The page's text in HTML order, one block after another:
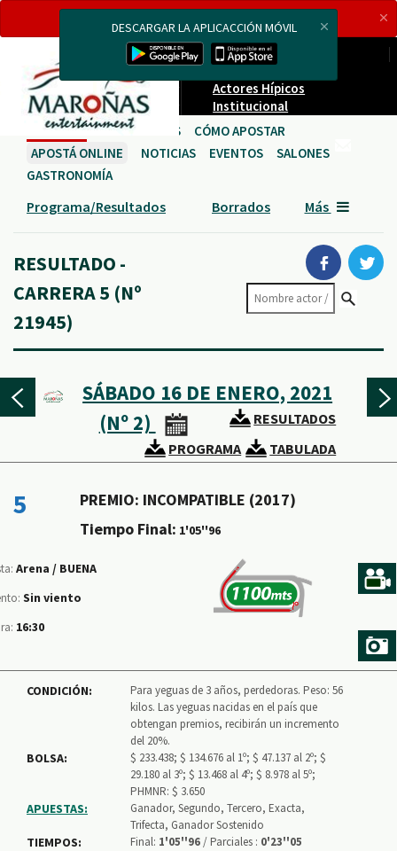
TRANSMITIENDO EN VIVO
Carreras en vivo
Proveedores
Actores Hípicos
Institucional
CARRERAS
HIPÓDROMOS
CÓMO APOSTAR
APOSTÁ ONLINE
NOTICIAS EVENTOS
SALONES
GASTRONOMÍA
DESCARGAR LA APLICACCIÓN MÓVIL
Programa/Resultados Borrados Más
RESULTADO -
CARRERA 5 (Nº
21945)
SÁBADO 16 DE ENERO, 2021
(Nº 2)
RESULTADOS
TABULADA
PROGRAMA
5
PREMIO: INCOMPATIBLE (2017)
Tiempo Final: 1'05''96
Arena / BUENA
Sin viento
16:30
CONDICIÓN:
Para yeguas de 3 años, perdedoras. Peso: 56
kilos. Las yeguas nacidas en el país que
obtengan premios, recibirán un incremento
del 20%.
BOLSA:
$ 233.438; $ 134.676 al 1º; $ 47.137 al 2º; $
29.180 al 3º; $ 13.468 al 4º; $ 8.978 al 5º;
PHMNR: $ 3.650
APUESTAS:
Ganador, Segundo, Tercero, Exacta,
Trifecta, Ganador Sostenido
TIEMPOS: Final: 1'05''96/ Parciales : 0'23''05